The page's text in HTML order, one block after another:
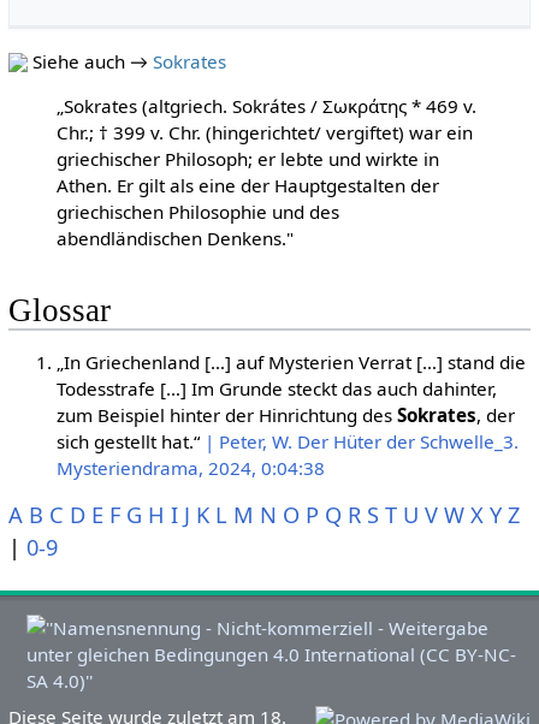
Siehe auch → Sokrates
„Sokrates (altgriech. Sokrátes / Σωκράτης * 469 v.
Chr.; † 399 v. Chr. (hingerichtet/ vergiftet) war ein
griechischer Philosoph; er lebte und wirkte in
Athen. Er gilt als eine der Hauptgestalten der
griechischen Philosophie und des
abendländischen Denkens."
Glossar
„In Griechenland […] auf Mysterien Verrat […] stand die
Todesstrafe […] Im Grunde steckt das auch dahinter,
zum Beispiel hinter der Hinrichtung des Sokrates, der
sich gestellt hat.“ | Peter, W. Der Hüter der Schwelle_3.
Mysteriendrama, 2024, 0:04:38
A B C D E F G H I J K L M N O P Q R S T U V W X Y Z
| 0-9
Diese Seite wurde zuletzt am 18.